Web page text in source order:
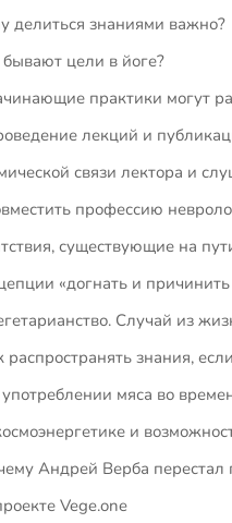
делиться знаниями важно?
цели в йоге?
практики могут
лекций и
связи лектора и
профессию
существующие на
«догнать и причинить
Случай из
распространять знания,
мяса во
и
Андрей Верба перестал
Vege.one